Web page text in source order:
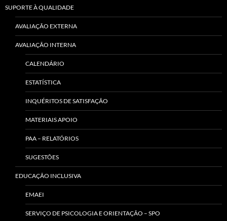
SUPORTE À QUALIDADE
AVALIAÇÃO EXTERNA
AVALIAÇÃO INTERNA
CALENDÁRIO
ESTATÍSTICA
INQUÉRITOS DE SATISFAÇÃO
MATERIAIS APOIO
PAA – RELATÓRIOS
SUGESTÕES
EDUCAÇÃO INCLUSIVA
EMAEI
SERVIÇO DE PSICOLOGIA E ORIENTAÇÃO – SPO